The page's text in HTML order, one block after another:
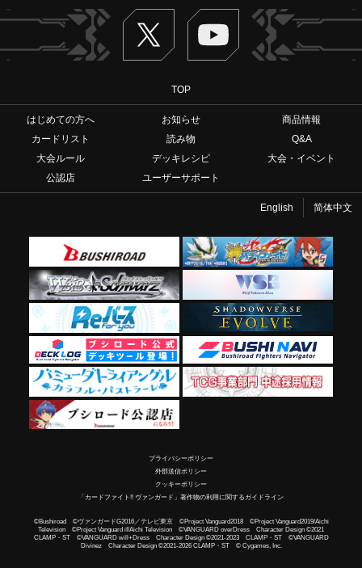
Twitter ヴァンガードch
TOP
はじめての方へ お知らせ
商品情報
カードリスト
読み物
Q&A
大会ルール
デッキレシピ
大会・イベント
公認店
ユーザーサポート
English 简体中文
プライバシーポリシー
外部送信ポリシー
クッキーポリシー
「カードファイト!! ヴァンガード」著作物の利用に関するガイドライン
©Bushiroad ©ヴァンガードG2016／テレビ東京 ©Project Vanguard2018 ©Project Vanguard2019/Aichi
Television ©Project Vanguard if/Aichi Television ©VANGUARD overDress Character Design ©2021
CLAMP・ST ©VANGUARD will+Dress Character Design ©2021-2023 CLAMP・ST ©VANGUARD
Divinez Character Design ©2021-2026 CLAMP・ST © Cygames, Inc.